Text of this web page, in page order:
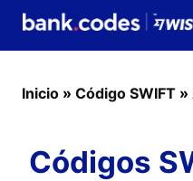
Inicio » Código SWIFT »
Códigos